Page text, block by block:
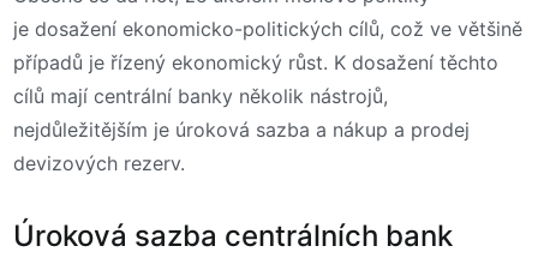
je dosažení ekonomicko-politických cílů, což ve většině
případů je řízený ekonomický růst. K dosažení těchto
cílů mají centrální banky několik nástrojů,
nejdůležitějším je úroková sazba a nákup a prodej
devizových rezerv.
Úroková sazba centrálních bank